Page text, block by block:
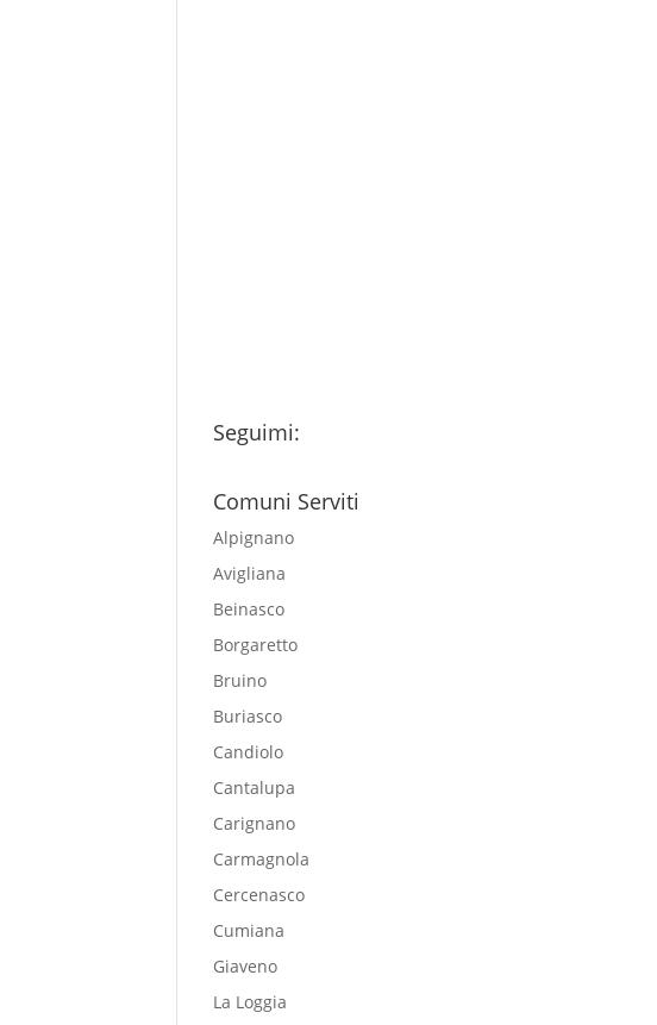
Seguimi:
Comuni Serviti
Alpignano
Avigliana
Beinasco
Borgaretto
Bruino
Buriasco
Candiolo
Cantalupa
Carignano
Carmagnola
Cercenasco
Cumiana
Giaveno
La Loggia